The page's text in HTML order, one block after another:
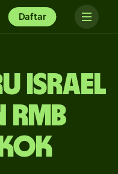
Daftar
Israel
rmb